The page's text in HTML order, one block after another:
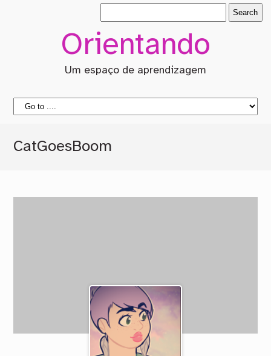
Orientando
Um espaço de aprendizagem
CatGoesBoom